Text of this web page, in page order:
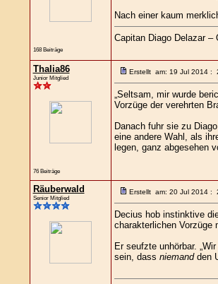
168 Beiträge
Nach einer kaum
Capitan Diago Delazar –
Thalia86
Junior Mitglied
76 Beiträge
Erstellt am: 19 Jul 2014 :
„Seltsam, mir wurde
Vorzüge der verehrten
Danach fuhr sie zu
eine andere Wahl, als
legen, ganz abgesehen
Räuberwald
Senior Mitglied
Erstellt am: 20 Jul 2014 :
Decius hob instinktive
charakterlichen Vorzüge
Er seufzte unhörbar.
sein, dass niemandden